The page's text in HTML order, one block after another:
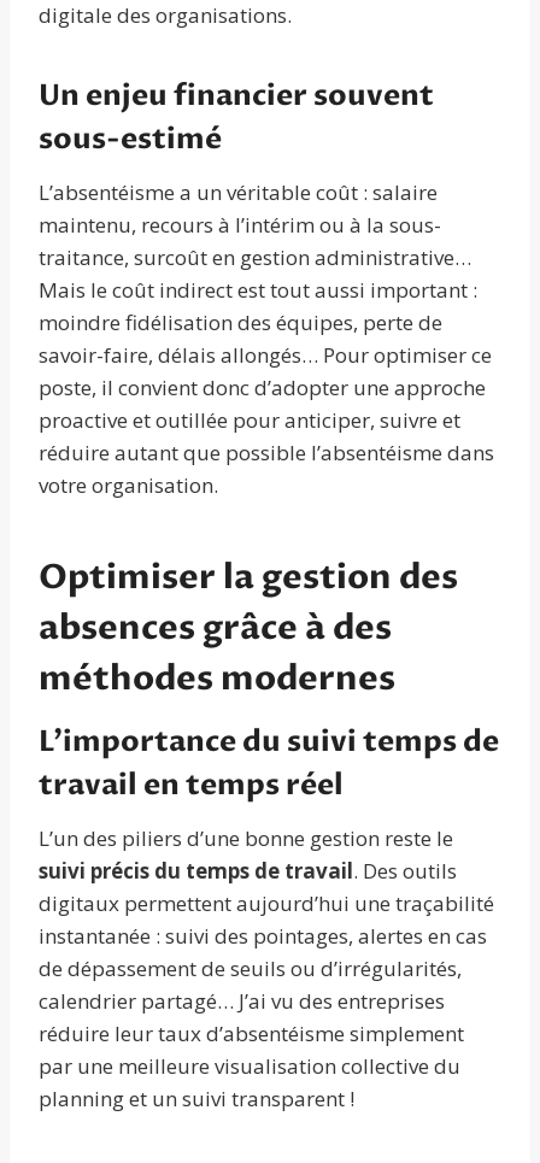
digitale des organisations.
Un enjeu financier souvent
sous-estimé
L’absentéisme a un véritable coût : salaire
maintenu, recours à l’intérim ou à la sous-
traitance, surcoût en gestion administrative…
Mais le coût indirect est tout aussi important :
moindre fidélisation des équipes, perte de
savoir-faire, délais allongés… Pour optimiser ce
poste, il convient donc d’adopter une approche
proactive et outillée pour anticiper, suivre et
réduire autant que possible l’absentéisme dans
votre organisation.
Optimiser la gestion des
absences grâce à des
méthodes modernes
L’importance du suivi temps de
travail en temps réel
L’un des piliers d’une bonne gestion reste le
suivi précis du temps de travail. Des outils
digitaux permettent aujourd’hui une traçabilité
instantanée : suivi des pointages, alertes en cas
de dépassement de seuils ou d’irrégularités,
calendrier partagé… J’ai vu des entreprises
réduire leur taux d’absentéisme simplement
par une meilleure visualisation collective du
planning et un suivi transparent !